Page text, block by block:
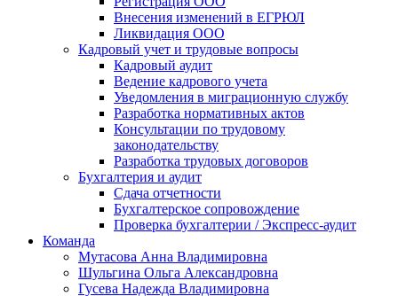
Внесения изменений в ЕГРЮЛ
Ликвидация ООО
Кадровый учет и трудовые вопросы
Кадровый аудит
Ведение кадрового учета
Уведомления в миграционную службу
Разработка нормативных актов
Консультации по трудовому
законодательству
Разработка трудовых договоров
Бухгалтерия и аудит
Сдача отчетности
Бухгалтерское сопровождение
Проверка бухгалтерии / Экспресс-аудит
Команда
Мутасова Анна Владимировна
Шульгина Ольга Александровна
Гусева Надежда Владимировна